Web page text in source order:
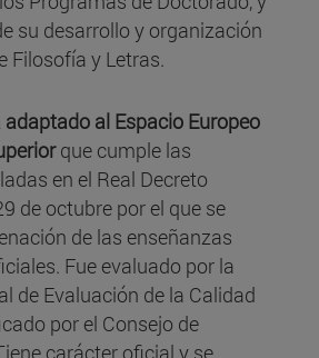
su desarrollo y organización
Filosofía y Letras.
al Espacio Europeo
que cumple las
en el Real Decreto
de octubre por el que se
de las enseñanzas
Fue evaluado por la
de Evaluación de la Calidad
por el Consejo de
carácter oficial y se